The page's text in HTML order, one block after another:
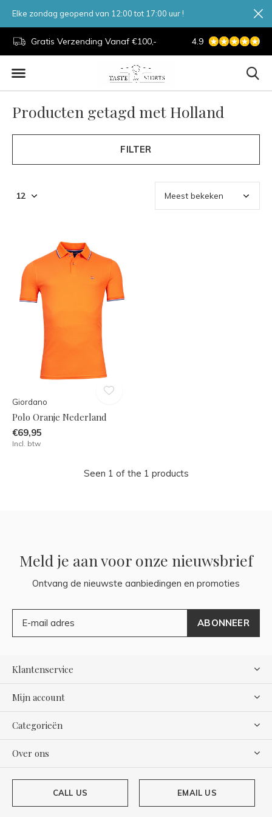
Gratis Verzending Vanaf €100,- 7 Dagen Per
4.9
Elke zondag geopend van 12:00 tot 17:00 uur !
Producten getagd met Holland
FILTER
Giordano
Polo Oranje Nederland
€69,95
Incl. btw
Seen 1 of the 1 products
Meld je aan voor onze nieuwsbrief
Ontvang de nieuwste aanbiedingen en promoties
ABONNEER
Klantenservice
Mijn account
Categorieën
Over ons
CALL US EMAIL US